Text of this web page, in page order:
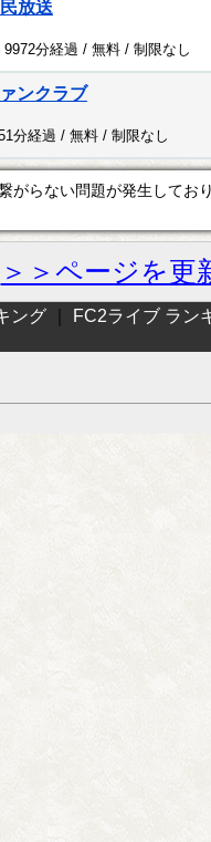
放送
9972分経過 / 無料 / 制限なし
ンクラブ
分経過 / 無料 / 制限なし
がらない問題が発生してお
＞＞ページを更
ング
FC2ライブ ラン